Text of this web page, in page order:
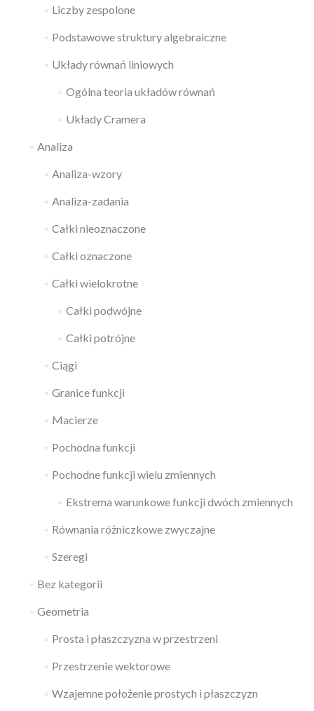
Liczby zespolone
Podstawowe struktury algebraiczne
Układy równań liniowych
Ogólna teoria układów równań
Układy Cramera
Analiza
Analiza-wzory
Analiza-zadania
Całki nieoznaczone
Całki oznaczone
Całki wielokrotne
Całki podwójne
Całki potrójne
Ciągi
Granice funkcji
Macierze
Pochodna funkcji
Pochodne funkcji wielu zmiennych
Ekstrema warunkowe funkcji dwóch zmiennych
Równania różniczkowe zwyczajne
Szeregi
Bez kategorii
Geometria
Prosta i płaszczyzna w przestrzeni
Przestrzenie wektorowe
Wzajemne położenie prostych i płaszczyzn